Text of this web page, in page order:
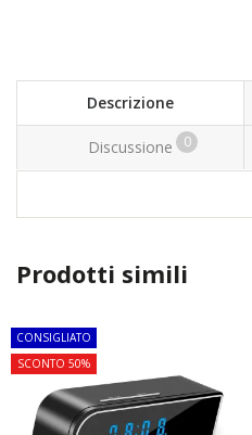
Descrizione
Discussione 0
Prodotti simili
CONSIGLIATO
SCONTO 50%